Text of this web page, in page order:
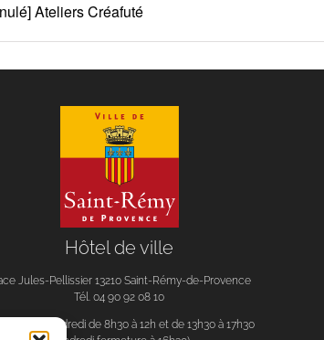
Ateliers Créafuté
Hôtel de ville
Jules-Pellissier 13210 Saint-Rémy-de-Provence
Tél. 04 90 92 08 10
lundi au vendredi de 8h30 à 12h et de 13h30 à 17h30